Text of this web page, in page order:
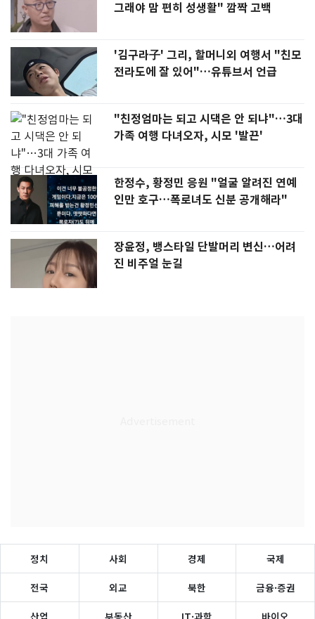
그래야 맘 편히 성생활" 깜짝 고백
'김구라子' 그리, 할머니외 여행서 "친모
전라도에 잘 있어"…유튜브서 언급
"친정엄마는 되고 시댁은 안 되냐"…3대
가족 여행 다녀오자, 시모 '발끈'
한정수, 황정민 응원 "얼굴 알려진 연예
인만 호구…폭로녀도 신분 공개해라"
장윤정, 뱅스타일 단발머리 변신…어려
진 비주얼 눈길
정치 사회 경제 국제
전국 외교 북한 금융·증권